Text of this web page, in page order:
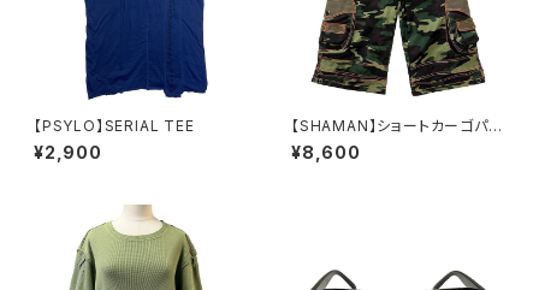
【PSYLO】SERIAL TEE
¥2,900
【SHAMAN】ショートカーゴパン
ツ-ARMY
¥8,600